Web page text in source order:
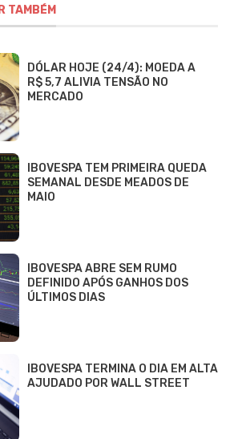
TAMBÉM
DÓLAR HOJE (24/4): MOEDA A
R$ 5,7 ALIVIA TENSÃO NO
MERCADO
IBOVESPA TEM PRIMEIRA QUEDA
SEMANAL DESDE MEADOS DE
MAIO
IBOVESPA ABRE SEM RUMO
DEFINIDO APÓS GANHOS DOS
ÚLTIMOS DIAS
IBOVESPA TERMINA O DIA EM ALTA
AJUDADO POR WALL STREET